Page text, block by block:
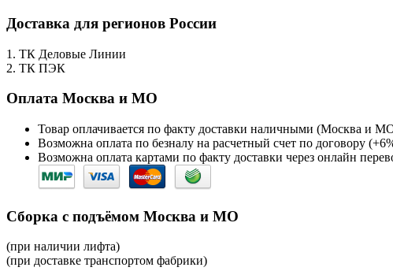
Доставка для регионов России
1. ТК Деловые Линии
2. ТК ПЭК
Оплата Москва и МО
Товар оплачивается по факту доставки наличными (Москва и
Возможна оплата по безналу на расчетный счет по договору
Возможна оплата картами по факту доставки через онлайн
Сборка с подъёмом Москва и МО
(при наличии лифта)
(при доставке транспортом фабрики)